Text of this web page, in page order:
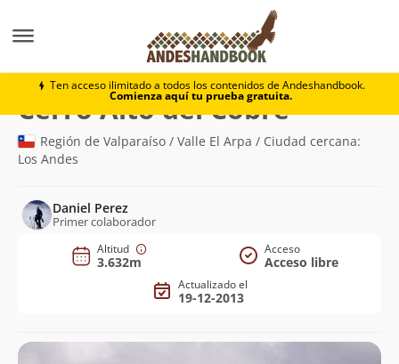
Ten acceso ilimitado a todos los contenidos de Andeshandbook.
Comienza aquí tu prueba gratuita.
Cerro Alto del Cobre
Cerro Alto del Cobre(3.632m)
Región de Valparaíso / Valle El Arpa / Ciudad cercana:
Los Andes
Daniel Perez
Primer colaborador
Altitud
3.632m
Acceso
Acceso libre
Actualizado el
19-12-2013